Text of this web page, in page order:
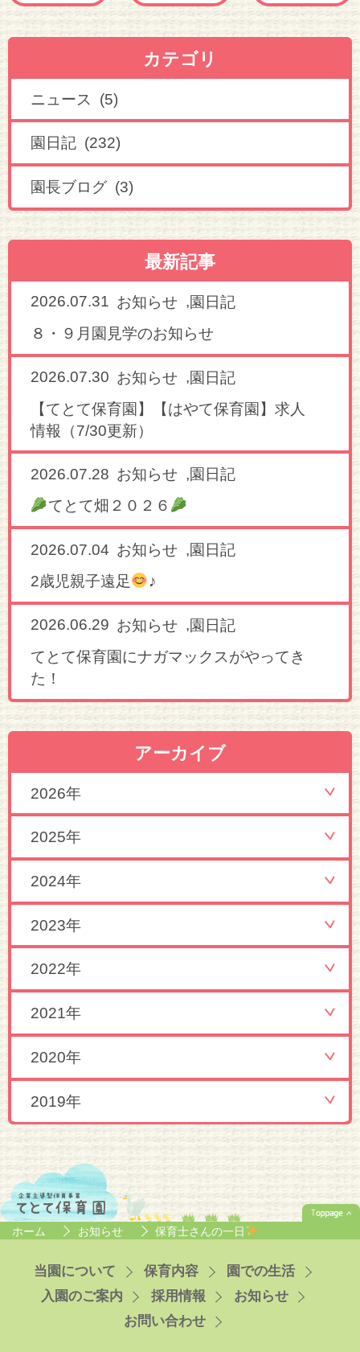
カテゴリ
ニュース (5)
園日記 (232)
園長ブログ (3)
最新記事
2026.07.31 お知らせ ,園日記
８・９月園見学のお知らせ
2026.07.30 お知らせ ,園日記
【てとて保育園】【はやて保育園】求人
情報（7/30更新）
2026.07.28 お知らせ ,園日記
てとて畑２０２６
2026.07.04 お知らせ ,園日記
2歳児親子遠足
♪
2026.06.29 お知らせ ,園日記
てとて保育園にナガマックスがやってき
た！
アーカイブ
2026年
2025年
2024年
2023年
2022年
2021年
2020年
2019年
ホーム お知らせ 保育士さんの一日
当園について 保育内容
園での生活
入園のご案内
採用情報
お知らせ
お問い合わせ